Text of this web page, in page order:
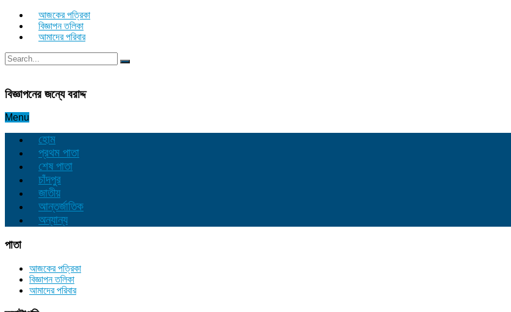
আজকের পত্রিকা
বিজ্ঞাপন তলিকা
আমাদের পরিবার
বিজ্ঞাপনের জন্যে বরাদ্দ
Menu
হোম
প্রথম পাতা
শেষ পাতা
চাঁদপুর
জাতীয়
আন্তর্জাতিক
অন্যান্য
পাতা
আজকের পত্রিকা
বিজ্ঞাপন তলিকা
আমাদের পরিবার